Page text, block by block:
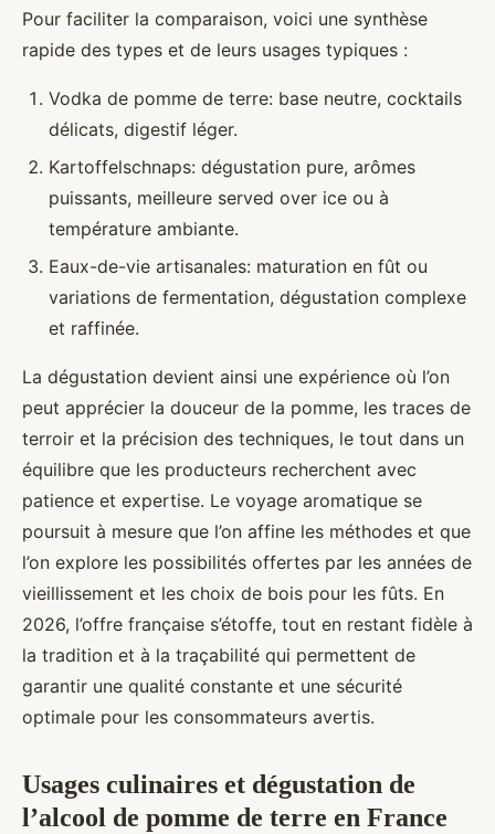
Pour faciliter la comparaison, voici une synthèse
rapide des types et de leurs usages typiques :
Vodka de pomme de terre: base neutre, cocktails
délicats, digestif léger.
Kartoffelschnaps: dégustation pure, arômes
puissants, meilleure served over ice ou à
température ambiante.
Eaux-de-vie artisanales: maturation en fût ou
variations de fermentation, dégustation complexe
et raffinée.
La dégustation devient ainsi une expérience où l’on
peut apprécier la douceur de la pomme, les traces de
terroir et la précision des techniques, le tout dans un
équilibre que les producteurs recherchent avec
patience et expertise. Le voyage aromatique se
poursuit à mesure que l’on affine les méthodes et que
l’on explore les possibilités offertes par les années de
vieillissement et les choix de bois pour les fûts. En
2026, l’offre française s’étoffe, tout en restant fidèle à
la tradition et à la traçabilité qui permettent de
garantir une qualité constante et une sécurité
optimale pour les consommateurs avertis.
Usages culinaires et dégustation de
l’alcool de pomme de terre en France